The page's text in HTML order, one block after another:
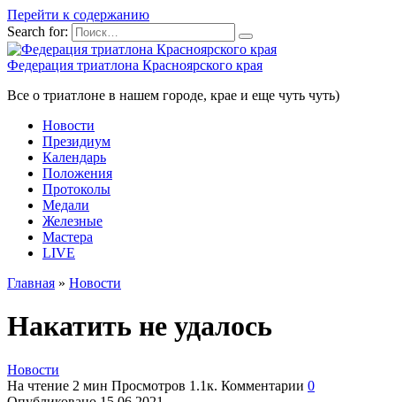
Перейти к содержанию
Search for:
Федерация триатлона Красноярского края
Все о триатлоне в нашем городе, крае и еще чуть чуть)
Новости
Президиум
Календарь
Положения
Протоколы
Медали
Железные
Мастера
LIVE
Главная » Новости
Накатить не удалось
Новости
На чтение 2 мин Просмотров 1.1к. Комментарии 0